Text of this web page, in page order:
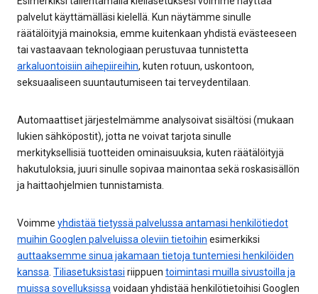
palvelut käyttämälläsi kielellä. Kun näytämme sinulle
räätälöityjä mainoksia, emme kuitenkaan yhdistä evästeeseen
tai vastaavaan teknologiaan perustuvaa tunnistetta
arkaluontoisiin aihepiireihin, kuten rotuun, uskontoon,
seksuaaliseen suuntautumiseen tai terveydentilaan.
Automaattiset järjestelmämme analysoivat sisältösi (mukaan
lukien sähköpostit), jotta ne voivat tarjota sinulle
merkityksellisiä tuotteiden ominaisuuksia, kuten räätälöityjä
hakutuloksia, juuri sinulle sopivaa mainontaa sekä roskasisällön
ja haittaohjelmien tunnistamista.
Voimme yhdistää tietyssä palvelussa antamasi henkilötiedot
muihin Googlen palveluissa oleviin tietoihin esimerkiksi
auttaaksemme sinua jakamaan tietoja tuntemiesi henkilöiden
kanssa. Tiliasetuksistasi riippuen toimintasi muilla sivustoilla ja
muissa sovelluksissavoidaan yhdistää henkilötietoihisi Googlen